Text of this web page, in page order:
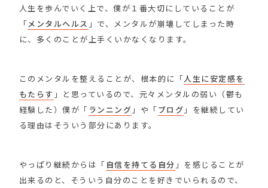
人生を歩んでいく上で、僕が１番大切にしていることが
「メンタルヘルス 」で、メンタルが崩壊してしまった時
に、多くのことが上手くいかなくなります。
このメンタルを整えることが、根本的に「人生に安定感を
もたらす 」と思っているので、元々メンタルの弱い（鬱も
経験した）僕が「ランニング 」や「ブログ 」を継続してい
る理由はそういう部分にあります。
やっぱり継続からは「 自信を持てる自分 」を感じることが
出来るのと、そういう自分のことを好きでいられるので、